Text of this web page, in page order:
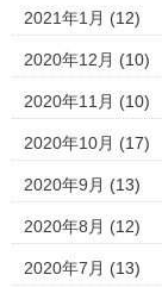
2021年1月 (12)
2020年12月 (10)
2020年11月 (10)
2020年10月 (17)
2020年9月 (13)
2020年8月 (12)
2020年7月 (13)